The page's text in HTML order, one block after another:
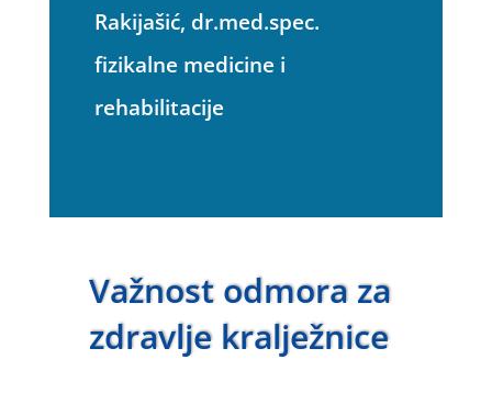
Rakijašić, dr.med.spec.
fizikalne medicine i
rehabilitacije
Važnost odmora za
zdravlje kralježnice